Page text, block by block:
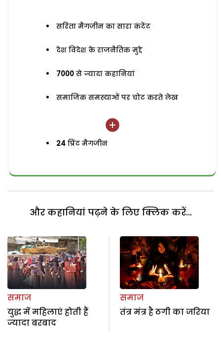
सरिता मैगजीन का सारा कंटेंट
देश विदेश के राजनैतिक मुद्दे
7000 से ज्यादा कहानियां
समाजिक समस्याओं पर चोट करते लेख
24 प्रिंट मैगजीन
और कहानियां पढ़ने के लिए क्लिक करें...
समाज
युद्ध में महिलाएं होती हैं
ज्यादा बरबाद
समाज
तंत्र मंत्र है ठगी का जरिया